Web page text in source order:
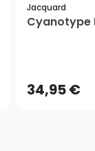
Jacquard
Cyanotype
34,95 €